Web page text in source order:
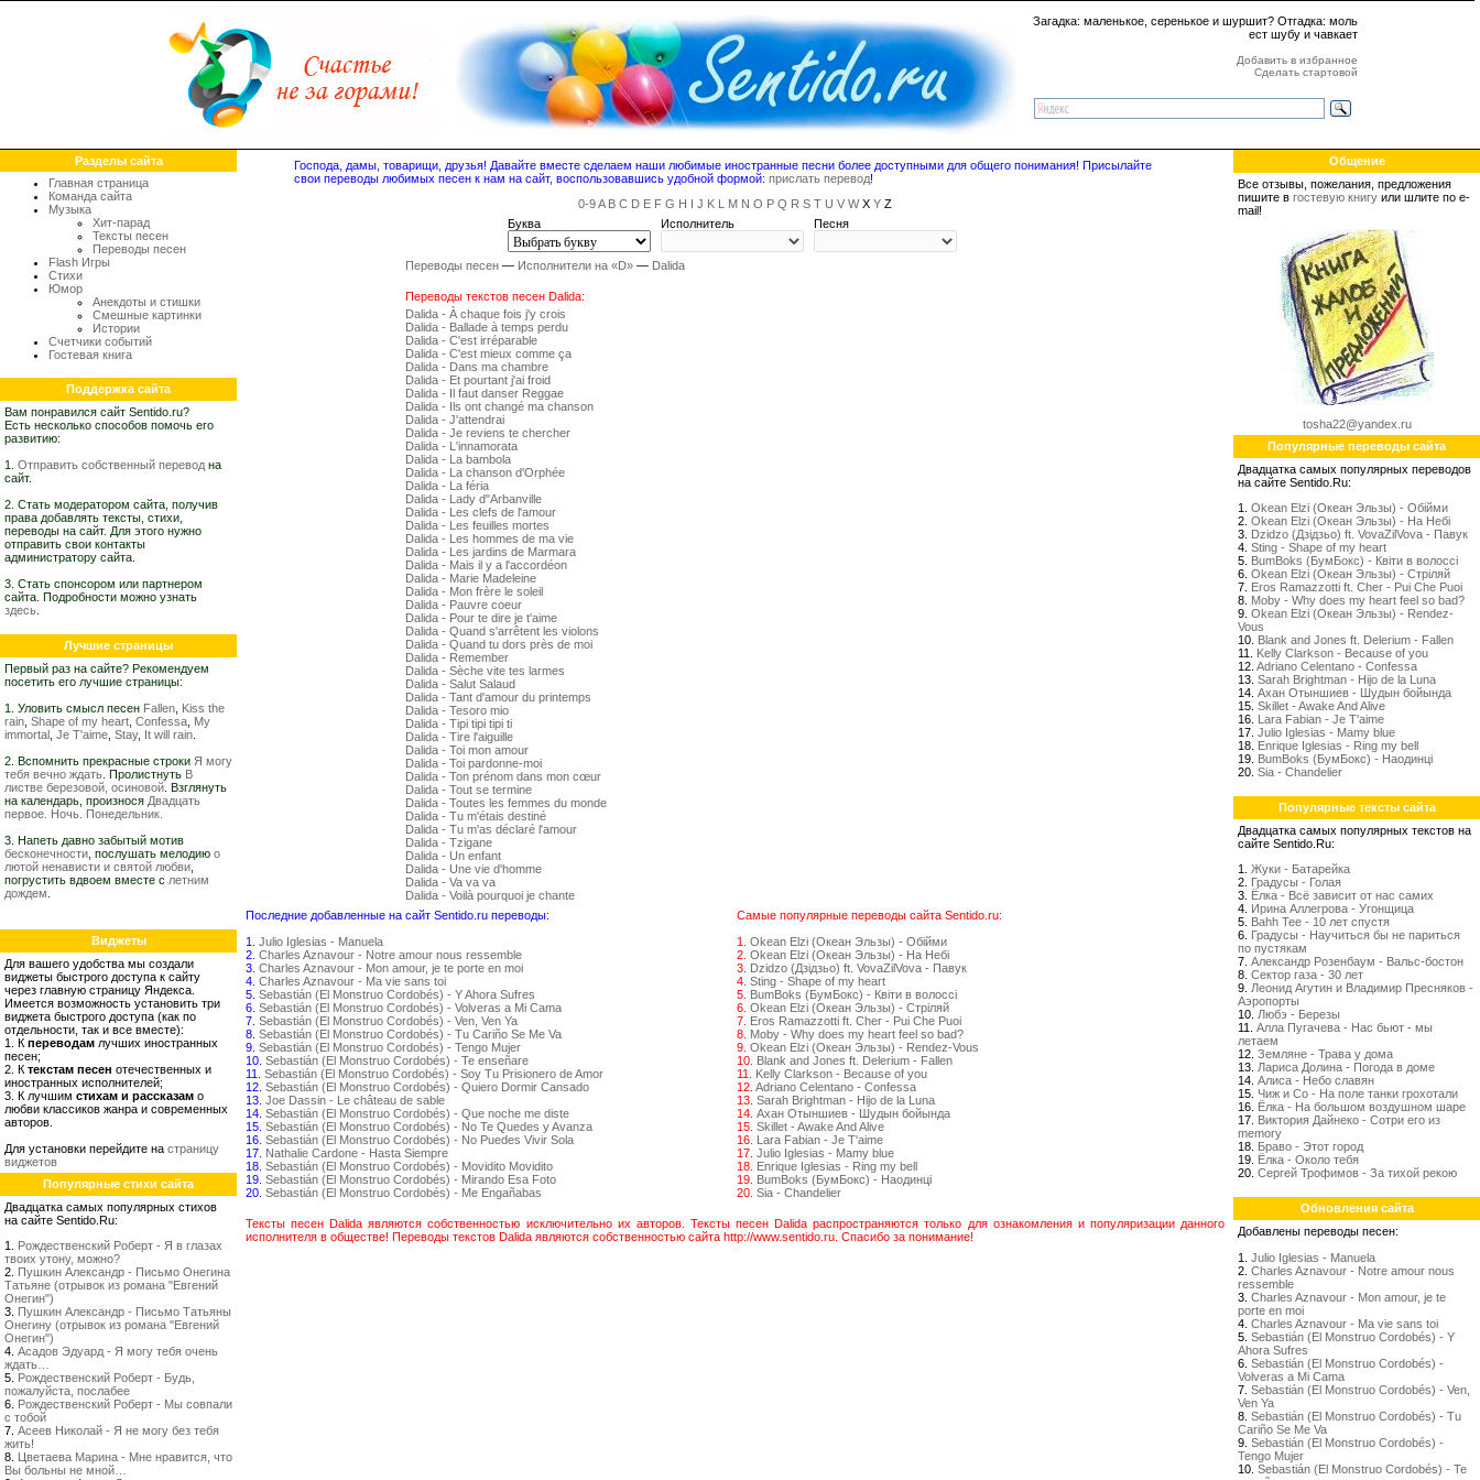
Загадка: маленькое, серенькое и шуршит? Отгадка: моль
ест шубу и чавкает
Добавить в избранное
Сделать стартовой
Разделы сайта
Главная страница
Команда сайта
Музыка
Хит-парад
Тексты песен
Переводы песен
Flash Игры
Стихи
Юмор
Анекдоты и стишки
Смешные картинки
Истории
Счетчики событий
Гостевая книга
Поддержка сайта
Вам понравился сайт Sentido.ru?
Есть несколько способов помочь его
развитию:
1. Отправить собственный перевод на
сайт.
2. Стать модератором сайта, получив
права добавлять тексты, стихи,
переводы на сайт. Для этого нужно
отправить свои контакты
администратору сайта.
3. Стать спонсором или партнером
сайта. Подробности можно узнать
здесь
Лучшие страницы
Первый раз на сайте? Рекомендуем
посетить его лучшие страницы:
1. Уловить смысл песен Fallen Kiss the
rain Shape of my heart Confessa My
immortal Je T'aime Stay, It will rain
2. Вспомнить прекрасные строки Я могу
тебя вечно ждать . Пролистнуть В
листве березовой, осиновой . Взглянуть
на календарь, произнося Двадцать
первое. Ночь. Понедельник.
3. Напеть давно забытый мотив
бесконечности , послушать мелодию о
лютой ненависти и святой любви
погрустить вдвоем вместе с летним
дождем
Виджеты
Для вашего удобства мы создали
виджеты быстрого доступа к сайту
через главную страницу Яндекса.
Имеется возможность установить три
виджета быстрого доступа (как по
отдельности, так и все вместе):
1. К переводам лучших иностранных
песен;
2. К текстам песен отечественных и
иностранных исполнителей;
3. К лучшим стихам и рассказам о
любви классиков жанра и современных
авторов.
Для установки перейдите на страницу
виджетов
Популярные стихи сайта
Двадцатка самых популярных стихов
на сайте Sentido.Ru:
1. Рождественский Роберт - Я в глазах
твоих утону, можно?
2. Пушкин Александр - Письмо Онегина
Татьяне (отрывок из романа "Евгений
Онегин")
3. Пушкин Александр - Письмо Татьяны
Онегину (отрывок из романа "Евгений
Онегин")
4. Асадов Эдуард - Я могу тебя очень
ждать…
5. Рождественский Роберт - Будь,
пожалуйста, послабее
6. Рождественский Роберт - Мы совпали
с тобой
7. Асеев Николай - Я не могу без тебя
жить!
8. Цветаева Марина - Мне нравится, что
Вы больны не мной…
Господа, дамы, товарищи, друзья! Давайте вместе сделаем наши любимые иностранные песни более доступными для общего понимания! Присылайте
свои переводы любимых песен к нам на сайт, воспользовавшись удобной формой: прислать перевод!
0-9A B C D E F G H I J K L M N O P Q R S T U V WX Y Z
Буква
Исполнитель Песня
Переводы песен— Исполнители на «D»— Dalida
Переводы текстов песен Dalida:
Dalida - À chaque fois j'y crois
Dalida - Ballade à temps perdu
Dalida - C'est irréparable
Dalida - C'est mieux comme ça
Dalida - Dans ma chambre
Dalida - Et pourtant j'ai froid
Dalida - Il faut danser Reggae
Dalida - Ils ont changé ma chanson
Dalida - J'attendrai
Dalida - Je reviens te chercher
Dalida - L'innamorata
Dalida - La bambola
Dalida - La chanson d'Orphée
Dalida - La féria
Dalida - Lady d"Arbanville
Dalida - Les clefs de l'amour
Dalida - Les feuilles mortes
Dalida - Les hommes de ma vie
Dalida - Les jardins de Marmara
Dalida - Mais il y a l'accordéon
Dalida - Marie Madeleine
Dalida - Mon frère le soleil
Dalida - Pauvre coeur
Dalida - Pour te dire je t'aime
Dalida - Quand s'arrêtent les violons
Dalida - Quand tu dors près de moi
Dalida - Remember
Dalida - Sèche vite tes larmes
Dalida - Salut Salaud
Dalida - Tant d'amour du printemps
Dalida - Tesoro mio
Dalida - Tipi tipi tipi ti
Dalida - Tire l'aiguille
Dalida - Toi mon amour
Dalida - Toi pardonne-moi
Dalida - Ton prénom dans mon cœur
Dalida - Tout se termine
Dalida - Toutes les femmes du monde
Dalida - Tu m'étais destiné
Dalida - Tu m'as déclaré l'amour
Dalida - Tzigane
Dalida - Un enfant
Dalida - Une vie d'homme
Dalida - Va va va
Dalida - Voilà pourquoi je chante
Последние добавленные на сайт Sentido.ru переводы:
1. Julio Iglesias - Manuela
2. Charles Aznavour - Notre amour nous ressemble
3. Charles Aznavour - Mon amour, je te porte en moi
4. Charles Aznavour - Ma vie sans toi
5. Sebastián (El Monstruo Cordobés) - Y Ahora Sufres
6. Sebastián (El Monstruo Cordobés) - Volveras a Mi Cama
7. Sebastián (El Monstruo Cordobés) - Ven, Ven Ya
8. Sebastián (El Monstruo Cordobés) - Tu Cariño Se Me Va
9. Sebastián (El Monstruo Cordobés) - Tengo Mujer
10. Sebastián (El Monstruo Cordobés) - Te enseñare
11. Sebastián (El Monstruo Cordobés) - Soy Tu Prisionero de Amor
12. Sebastián (El Monstruo Cordobés) - Quiero Dormir Cansado
13. Joe Dassin - Le château de sable
14. Sebastián (El Monstruo Cordobés) - Que noche me diste
15. Sebastián (El Monstruo Cordobés) - No Te Quedes y Avanza
16. Sebastián (El Monstruo Cordobés) - No Puedes Vivir Sola
17. Nathalie Cardone - Hasta Siempre
18. Sebastián (El Monstruo Cordobés) - Movidito Movidito
19. Sebastián (El Monstruo Cordobés) - Mirando Esa Foto
20. Sebastián (El Monstruo Cordobés) - Me Engañabas
Самые популярные переводы сайта Sentido.ru:
1. Okean Elzi (Океан Эльзы) - Обійми
2. Okean Elzi (Океан Эльзы) - На Небі
3. Dzidzo (Дзідзьо) ft. VovaZilVova - Павук
4. Sting - Shape of my heart
5. BumBoks (БумБокс) - Квіти в волоссі
6. Okean Elzi (Океан Эльзы) - Стрiляй
7. Eros Ramazzotti ft. Cher - Pui Che Puoi
8. Moby - Why does my heart feel so bad?
9. Okean Elzi (Океан Эльзы) - Rendez-Vous
10. Blank and Jones ft. Delerium - Fallen
11. Kelly Clarkson - Because of you
12. Adriano Celentano - Confessa
13. Sarah Brightman - Hijo de la Luna
14. Ахан Отыншиев - Шудын бойында
15. Skillet - Awake And Alive
16. Lara Fabian - Je T'aime
17. Julio Iglesias - Mamy blue
18. Enrique Iglesias - Ring my bell
19. BumBoks (БумБокс) - Наодинці
20. Sia - Chandelier
Тексты песен Dalida являются собственностью исключительно их авторов. Тексты песен Dalida распространяются только для ознакомления и популяризации данного
исполнителя в обществе! Переводы текстов Dalida являются собственностью сайта http://www.sentido.ru. Спасибо за понимание!
Общение
Все отзывы, пожелания, предложения
пишите в гостевую книгу или шлите по e-
mail!
tosha22@yandex.ru
Популярные переводы сайта
Двадцатка самых популярных переводов
на сайте Sentido.Ru:
1. Okean Elzi (Океан Эльзы) - Обійми
2. Okean Elzi (Океан Эльзы) - На Небі
3. Dzidzo (Дзідзьо) ft. VovaZilVova - Павук
4. Sting - Shape of my heart
5. BumBoks (БумБокс) - Квіти в волоссі
6. Okean Elzi (Океан Эльзы) - Стрiляй
7. Eros Ramazzotti ft. Cher - Pui Che Puoi
8. Moby - Why does my heart feel so bad?
9. Okean Elzi (Океан Эльзы) - Rendez-
Vous
10. Blank and Jones ft. Delerium - Fallen
11. Kelly Clarkson - Because of you
12. Adriano Celentano - Confessa
13. Sarah Brightman - Hijo de la Luna
14. Ахан Отыншиев - Шудын бойында
15. Skillet - Awake And Alive
16. Lara Fabian - Je T'aime
17. Julio Iglesias - Mamy blue
18. Enrique Iglesias - Ring my bell
19. BumBoks (БумБокс) - Наодинці
20. Sia - Chandelier
Популярные тексты сайта
Двадцатка самых популярных текстов на
сайте Sentido.Ru:
1. Жуки - Батарейка
2. Градусы - Голая
3. Ёлка - Всё зависит от нас самих
4. Ирина Аллегрова - Угонщица
5. Bahh Tee - 10 лет спустя
6. Градусы - Научиться бы не париться
по пустякам
7. Александр Розенбаум - Вальс-бостон
8. Сектор газа - 30 лет
9. Леонид Агутин и Владимир Пресняков -
Аэропорты
10. Любэ - Березы
11. Алла Пугачева - Нас бьют - мы
летаем
12. Земляне - Трава у дома
13. Лариса Долина - Погода в доме
14. Алиса - Небо славян
15. Чиж и Со - На поле танки грохотали
16. Ёлка - На большом воздушном шаре
17. Виктория Дайнеко - Сотри его из
memory
18. Браво - Этот город
19. Ёлка - Около тебя
20. Сергей Трофимов - За тихой рекою
Обновления сайта
Добавлены переводы песен:
1. Julio Iglesias - Manuela
2. Charles Aznavour - Notre amour nous
ressemble
3. Charles Aznavour - Mon amour, je te
porte en moi
4. Charles Aznavour - Ma vie sans toi
5. Sebastián (El Monstruo Cordobés) - Y
Ahora Sufres
6. Sebastián (El Monstruo Cordobés) -
Volveras a Mi Cama
7. Sebastián (El Monstruo Cordobés) - Ven,
Ven Ya
8. Sebastián (El Monstruo Cordobés) - Tu
Cariño Se Me Va
9. Sebastián (El Monstruo Cordobés) -
Tengo Mujer
10. Sebastián (El Monstruo Cordobés) - Te